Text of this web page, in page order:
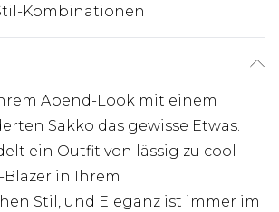
Kombinationen
Abend-Look mit einem
Sakko das gewisse Etwas.
ein Outfit von lässig zu cool
in Ihrem
Stil, und Eleganz ist immer im